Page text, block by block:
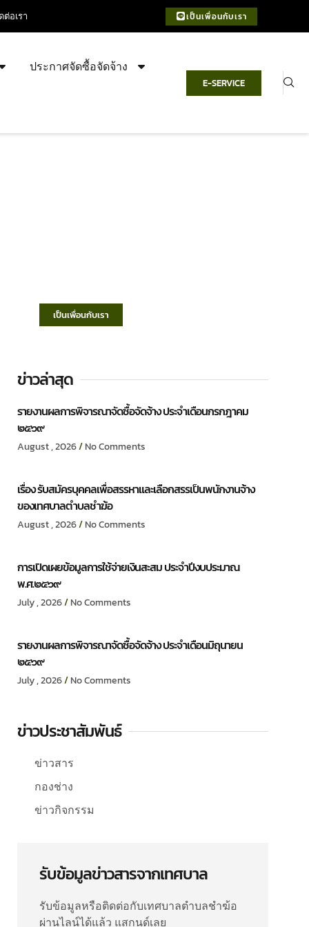
ต่อเรา เป็นเพื่อนกับเรา
ประกาศจัดซื้อจัดจ้าง
E-SERVICE
เป็นเพื่อนกับเรา
ข่าวล่าสุด
รายงานผลการพิจารณาจัดซื้อจัดจ้าง ประจำเดือนกรกฎาคม
๒๕๖๙
August , 2026 No Comments
เรื่อง รับสมัครบุคคลเพื่อสรรหาและเลือกสรรเป็นพนักงานจ้าง
ของเทศบาลตำบลชำฆ้อ
August , 2026 No Comments
การเปิดเผยข้อมูลการใช้จ่ายเงินสะสม ประจำปีงบประมาณ
พ.ศ.๒๕๖๙
July , 2026 No Comments
รายงานผลการพิจารณาจัดซื้อจัดจ้าง ประจำเดือนมิถุนายน
๒๕๖๙
July , 2026 No Comments
ข่าวประชาสัมพันธ์
ข่าวสาร
กองช่าง
ข่าวกิจกรรม
รับข้อมูลข่าวสารจากเทศบาล
รับข้อมูลหรือติดต่อกับเทศบาลตำบลชำฆ้อ
ผ่านไลน์ได้แล้ว แสกนด์เลย